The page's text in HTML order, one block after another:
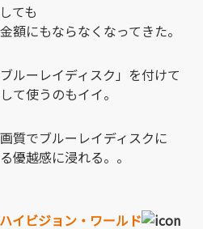
ても
額にもならなくなってきた。
ルーレイディスク」を付けて
て使うのもイイ。
質でブルーレイディスクに
優越感に浸れる。。
イビジョン・ワールド